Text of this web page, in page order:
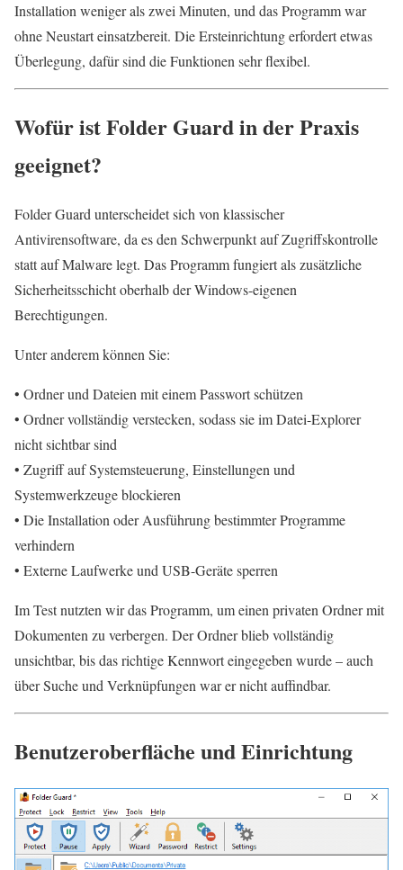
Installation weniger als zwei Minuten, und das Programm war
ohne Neustart einsatzbereit. Die Ersteinrichtung erfordert etwas
Überlegung, dafür sind die Funktionen sehr flexibel.
Wofür ist Folder Guard in der Praxis
geeignet?
Folder Guard unterscheidet sich von klassischer
Antivirensoftware, da es den Schwerpunkt auf Zugriffskontrolle
statt auf Malware legt. Das Programm fungiert als zusätzliche
Sicherheitsschicht oberhalb der Windows-eigenen
Berechtigungen.
Unter anderem können Sie:
• Ordner und Dateien mit einem Passwort schützen
• Ordner vollständig verstecken, sodass sie im Datei-Explorer
nicht sichtbar sind
• Zugriff auf Systemsteuerung, Einstellungen und
Systemwerkzeuge blockieren
• Die Installation oder Ausführung bestimmter Programme
verhindern
• Externe Laufwerke und USB-Geräte sperren
Im Test nutzten wir das Programm, um einen privaten Ordner mit
Dokumenten zu verbergen. Der Ordner blieb vollständig
unsichtbar, bis das richtige Kennwort eingegeben wurde – auch
über Suche und Verknüpfungen war er nicht auffindbar.
Benutzeroberfläche und Einrichtung